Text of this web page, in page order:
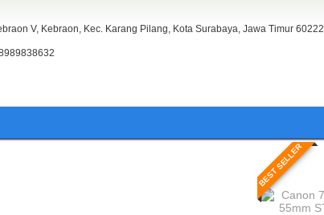
V, Kebraon, Kec. Karang Pilang, Kota Surabaya, Jawa Timur 60222
BEST SELLER